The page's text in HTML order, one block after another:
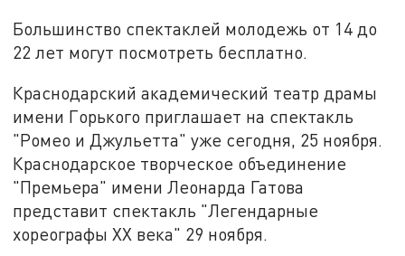
Большинство спектаклей молодежь от 14 до
22 лет могут посмотреть бесплатно.
Краснодарский академический театр драмы
имени Горького приглашает на спектакль
"Ромео и Джульетта" уже сегодня, 25 ноября.
Краснодарское творческое объединение
"Премьера" имени Леонарда Гатова
представит спектакль "Легендарные
хореографы ХХ века" 29 ноября.